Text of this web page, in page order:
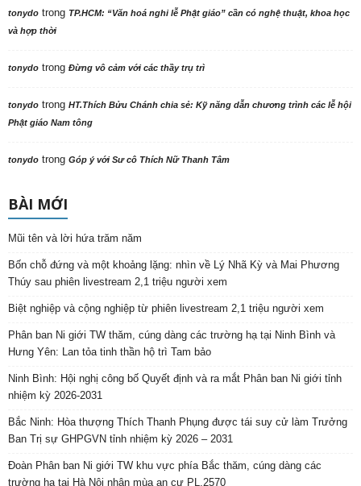
tonydo trong TP.HCM: “Văn hoá nghi lễ Phật giáo” cần có nghệ thuật, khoa học
và hợp thời
tonydo trong Đừng vô cảm với các thầy trụ trì
tonydo trong HT.Thích Bửu Chánh chia sẻ: Kỹ năng dẫn chương trình các lễ hội
Phật giáo Nam tông
tonydo trong Góp ý với Sư cô Thích Nữ Thanh Tâm
BÀI MỚI
Mũi tên và lời hứa trăm năm
Bốn chỗ đứng và một khoảng lặng: nhìn về Lý Nhã Kỳ và Mai Phương
Thúy sau phiên livestream 2,1 triệu người xem
Biệt nghiệp và cộng nghiệp từ phiên livestream 2,1 triệu người xem
Phân ban Ni giới TW thăm, cúng dàng các trường hạ tại Ninh Bình và
Hưng Yên: Lan tỏa tinh thần hộ trì Tam bảo
Ninh Bình: Hội nghị công bố Quyết định và ra mắt Phân ban Ni giới tỉnh
nhiệm kỳ 2026-2031
Bắc Ninh: Hòa thượng Thích Thanh Phụng được tái suy cử làm Trưởng
Ban Trị sự GHPGVN tỉnh nhiệm kỳ 2026 – 2031
Đoàn Phân ban Ni giới TW khu vực phía Bắc thăm, cúng dàng các
trường hạ tại Hà Nội nhân mùa an cư PL.2570